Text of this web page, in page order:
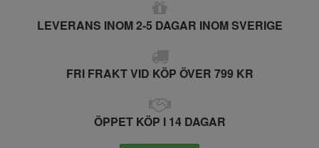
LEVERANS INOM 2-5 DAGAR INOM SVERIGE
FRI FRAKT VID KÖP ÖVER 799 KR
ÖPPET KÖP I 14 DAGAR